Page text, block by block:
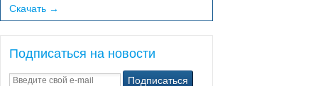
Скачать →
Подписаться на новости